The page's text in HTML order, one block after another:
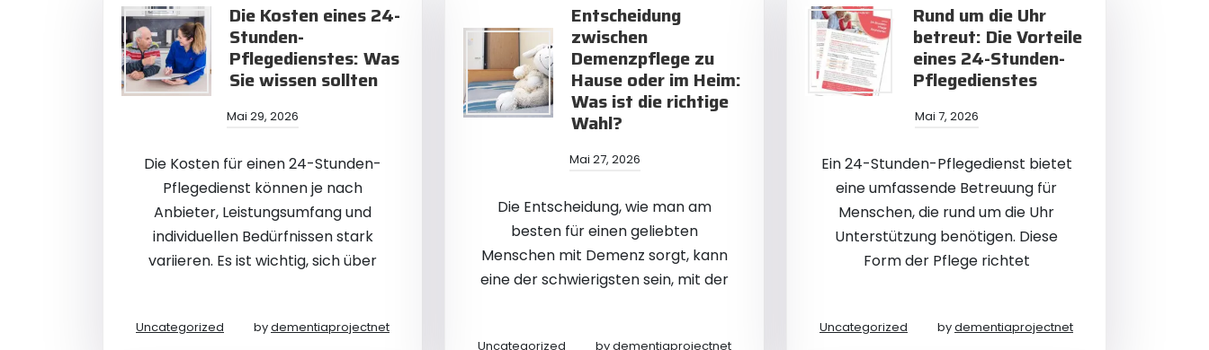
Die Kosten eines 24-
Stunden-
Pflegedienstes: Was
Sie wissen sollten
Mai 29, 2026
Die Kosten für einen 24-Stunden-
Pflegedienst können je nach
Anbieter, Leistungsumfang und
individuellen Bedürfnissen stark
variieren. Es ist wichtig, sich über
Uncategorized bydementiaprojectnet
Entscheidung
zwischen
Demenzpflege zu
Hause oder im Heim:
Was ist die richtige
Wahl?
Mai 27, 2026
Die Entscheidung, wie man am
besten für einen geliebten
Menschen mit Demenz sorgt, kann
eine der schwierigsten sein, mit der
Uncategorized bydementiaprojectnet
Rund um die Uhr
betreut: Die Vorteile
eines 24-Stunden-
Pflegedienstes
Mai 7, 2026
Ein 24-Stunden-Pflegedienst bietet
eine umfassende Betreuung für
Menschen, die rund um die Uhr
Unterstützung benötigen. Diese
Form der Pflege richtet
Uncategorized bydementiaprojectnet